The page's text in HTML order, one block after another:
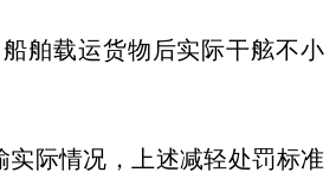
船舶载运货物后实际干舷不小
实际情况，上述减轻处罚标准